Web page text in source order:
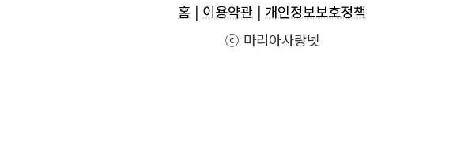
홈 | 이용약관 | 개인정보보호정책
ⓒ 마리아사랑넷